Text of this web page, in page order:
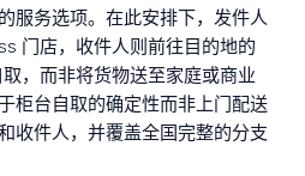
服务选项。在此安排下，发件人
门店，收件人则前往目的地的
，而非将货物送至家庭或商业
柜台自取的确定性而非上门配送
收件人，并覆盖全国完整的分支